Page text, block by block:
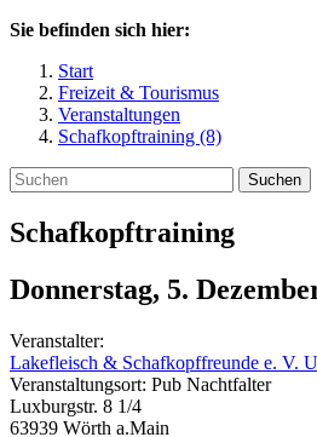
Sie befinden sich hier:
Start
Freizeit & Tourismus
Veranstaltungen
Schafkopftraining (8)
Suchen
Schafkopftraining
Donnerstag, 5.
Veranstalter:
Lakefleisch & Schafkopffreunde e. V.
Veranstaltungsort: Pub Nachtfalter
Luxburgstr. 8 1/4
63939 Wörth a.Main